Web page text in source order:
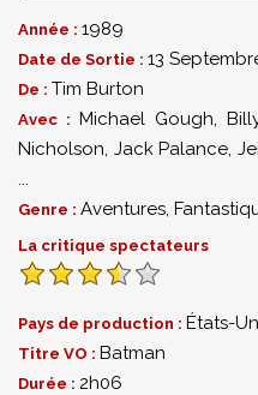
Année : 1989
Date de Sortie : 13
De : Tim Burton
Avec : Michael Gough,
Nicholson, Jack Palance,
...
Genre : Aventures,
La critique spectateurs
Pays de production : États-
Titre VO : Batman
Durée : 2h06